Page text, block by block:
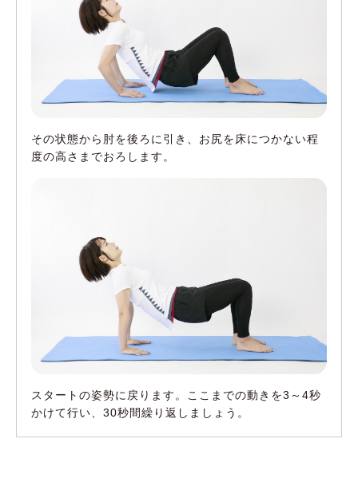
その状態から肘を後ろに引き、お尻を床につかない程
度の高さまでおろします。
スタートの姿勢に戻ります。ここまでの動きを3～4秒
かけて行い、30秒間繰り返しましょう。